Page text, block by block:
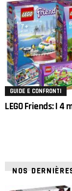
GUIDE E CONFRONTI
LEGO Friends: I
NOS